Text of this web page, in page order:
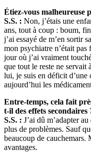
Étiez-vous malheureuse
S.S. : Non, j’étais une
ans, tout à coup : boum,
j’ai essayé de m’en sortir
mon psychiatre n’était pas
jour où j’ai vraiment
que tout le reste ne servait
lui, je suis en déficit d’une
aujourd’hui les
Entre-temps, cela fait
t-il des effets secondaires
S.S. : J’ai dû m’adapter
plus de problèmes. Sauf
beaucoup de cauchemars.
avantages.